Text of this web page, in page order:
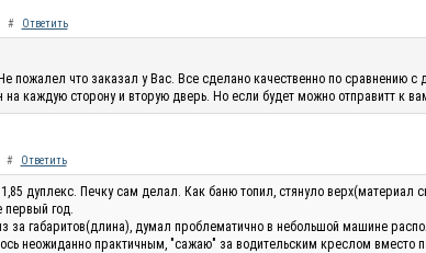
# Ответить
пожалел что заказал у Вас. Все сделано качественно по сравнению с
на каждую сторону и вторую дверь. Но если будет можно отправитт к
# Ответить
дуплекс. Печку сам делал. Как баню топил, стянуло верх(материал
первый год.
за габаритов(длина), думал проблематично в небольшой машине
неожиданно практичным, "сажаю" за водительским креслом вместо